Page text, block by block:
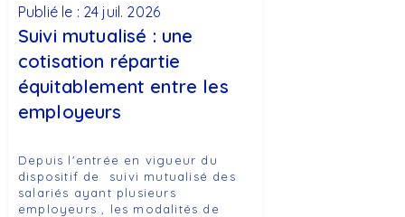
Publié le : 24 juil. 2026
Suivi mutualisé : une
cotisation répartie
équitablement entre les
employeurs
Depuis l'entrée en vigueur du
dispositif de suivi mutualisé des
salariés ayant plusieurs
employeurs , les modalités de